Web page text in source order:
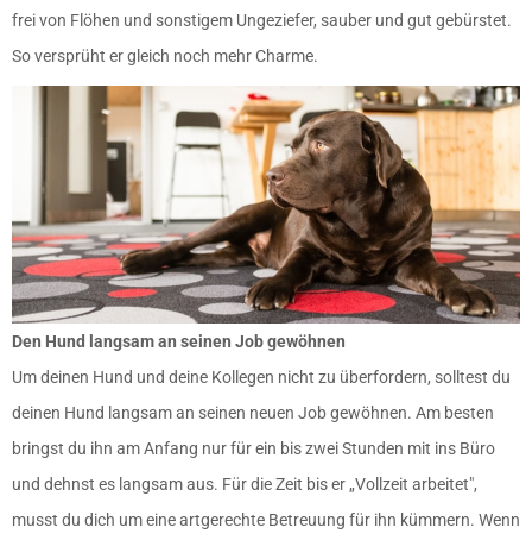
frei von Flöhen und sonstigem Ungeziefer, sauber und gut gebürstet.
So versprüht er gleich noch mehr Charme.
Den Hund langsam an seinen Job gewöhnen
Um deinen Hund und deine Kollegen nicht zu überfordern, solltest du
deinen Hund langsam an seinen neuen Job gewöhnen. Am besten
bringst du ihn am Anfang nur für ein bis zwei Stunden mit ins Büro
und dehnst es langsam aus. Für die Zeit bis er „Vollzeit arbeitet″,
musst du dich um eine artgerechte Betreuung für ihn kümmern. Wenn